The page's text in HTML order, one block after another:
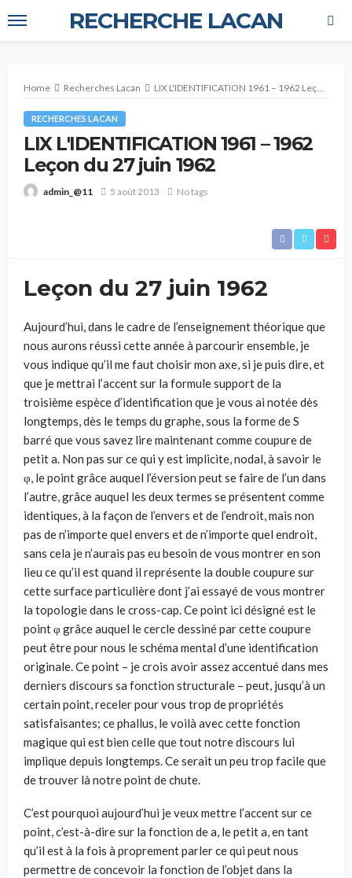
RECHERCHE LACAN
Home Recherches Lacan LIX L'IDENTIFICATION 1961 – 1962 Leçon du 27 juin 1962
RECHERCHES LACAN
LIX L'IDENTIFICATION 1961 – 1962
Leçon du 27 juin 1962
admin_@11 5 août 2013 No tags
Leçon du 27 juin 1962
Aujourd’hui, dans le cadre de l’enseignement théorique que
nous aurons réussi cette année à parcourir ensemble, je
vous indique qu’il me faut choisir mon axe, si je puis dire, et
que je mettrai l’accent sur la formule support de la
troisième espèce d’identification que je vous ai notée dès
longtemps, dès le temps du graphe, sous la forme de S
barré que vous savez lire maintenant comme coupure de
petit a. Non pas sur ce qui y est implicite, nodal, à savoir le
φ, le point grâce auquel l’éversion peut se faire de l’un dans
l’autre, grâce auquel les deux termes se présentent comme
identiques, à la façon de l’envers et de l’endroit, mais non
pas de n’importe quel envers et de n’importe quel endroit,
sans cela je n’aurais pas eu besoin de vous montrer en son
lieu ce qu’il est quand il représente la double coupure sur
cette surface particulière dont j’ai essayé de vous montrer
la topologie dans le cross-cap. Ce point ici désigné est le
point φ grâce auquel le cercle dessiné par cette coupure
peut être pour nous le schéma mental d’une identification
originale. Ce point – je crois avoir assez accentué dans mes
derniers discours sa fonction structurale – peut, jusqu’à un
certain point, receler pour vous trop de propriétés
satisfaisantes; ce phallus, le voilà avec cette fonction
magique qui est bien celle que tout notre discours lui
implique depuis longtemps. Ce serait un peu trop facile que
de trouver là notre point de chute.
C’est pourquoi aujourd’hui je veux mettre l’accent sur ce
point, c’est-à-dire sur la fonction de a, le petit a, en tant
qu’il est à la fois à proprement parler ce qui peut nous
permettre de concevoir la fonction de l’objet dans la